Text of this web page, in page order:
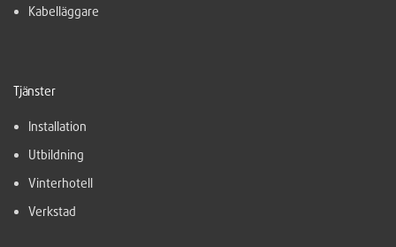
Kabelläggare
Tjänster
Installation
Utbildning
Vinterhotell
Verkstad